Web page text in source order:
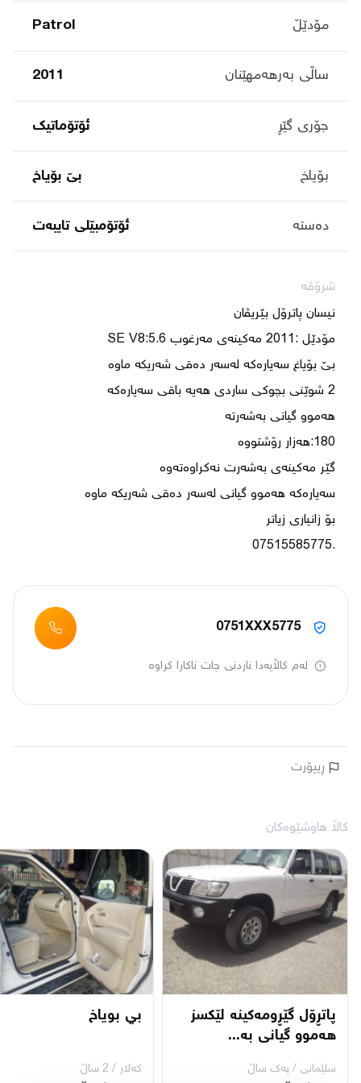
مۆدێڵ Patrol
ساڵی بەرهەمهێنان 2011
جۆری گێڕ ئۆتۆماتیک
بۆیاخ بێ بۆیاخ
دەستە ئۆتۆمبێلی تایبه‌ت
شرۆڤە
.07515585775
0751XXX5775
لەم کاڵایەدا ناردنی چات ناکارا کراوە
ڕیپۆرت
کاڵا هاوشێوەکان
پاتڕۆل گێڕومەکینە لێکسز
هەموو گیانی بە...
سلێمانی / یه‌ك ساڵ
بي بوياخ
کەلار / 2 ساڵ